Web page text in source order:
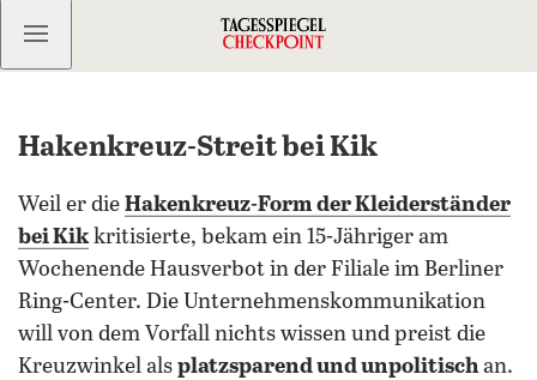
Kostenlos anmelden
Hakenkreuz-Streit bei Kik
Weil er die Hakenkreuz-Form der Kleiderständer
bei Kikkritisierte, bekam ein 15-Jähriger am
Wochenende Hausverbot in der Filiale im Berliner
Ring-Center. Die Unternehmenskommunikation
will von dem Vorfall nichts wissen und preist die
Kreuzwinkel als platzsparend und unpolitischan.